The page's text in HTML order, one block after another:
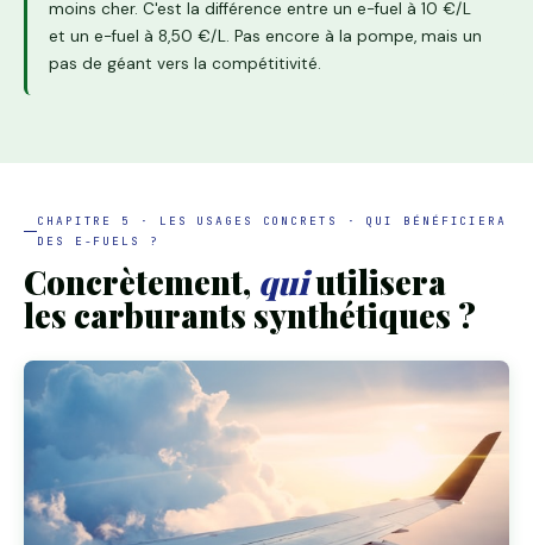
moins cher. C'est la différence entre un e-fuel à 10 €/L
et un e-fuel à 8,50 €/L. Pas encore à la pompe, mais un
pas de géant vers la compétitivité.
CHAPITRE 5 · LES USAGES CONCRETS · QUI BÉNÉFICIERA
DES E-FUELS ?
Concrètement, quiutilisera
les carburants synthétiques ?